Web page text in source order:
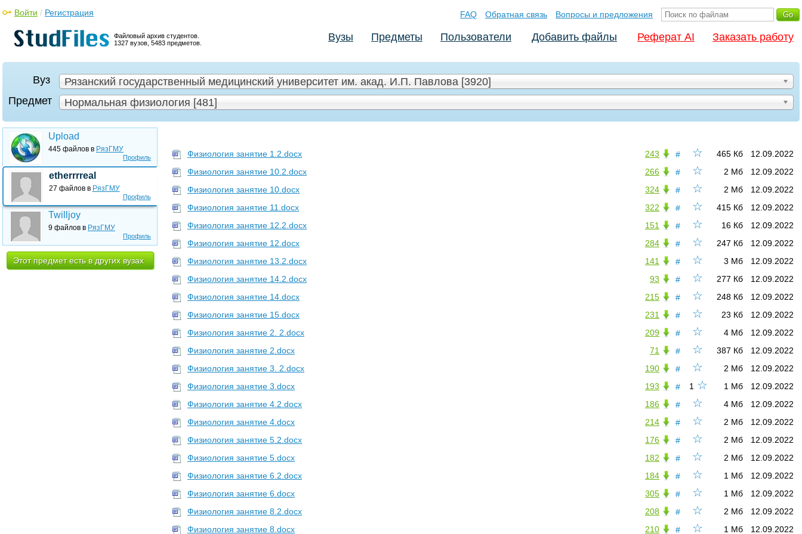
Файловый архив студентов.
1327 вузов, 5483 предметов.
Войти / Регистрация FAQ Обратная связь Вопросы и предложения
Вузы Предметы Пользователи Добавить файлы Реферат AI Заказать работу
Вуз
Рязанский государственный медицинский университет им. акад. И.П. Павлова [3920]
Предмет
Нормальная физиология [481]
Профиль
Upload
445 файлов в РязГМУ
Профиль
etherrrreal
27 файлов в РязГМУ
Профиль
Twilljoy
9 файлов в РязГМУ
Этот предмет есть в других вузах
☆
# 12.09.2022
465 Кб
243
Физиология занятие 1.2.docx
☆
# 12.09.2022
2 Мб
266
Физиология занятие 10.2.docx
☆
# 12.09.2022
2 Мб
324
Физиология занятие 10.docx
☆
# 12.09.2022
415 Кб
322
Физиология занятие 11.docx
☆
# 12.09.2022
16 Кб
151
Физиология занятие 12.2.docx
☆
# 12.09.2022
247 Кб
284
Физиология занятие 12.docx
☆
# 12.09.2022
3 Мб
141
Физиология занятие 13.2.docx
☆
# 12.09.2022
277 Кб
93
Физиология занятие 14.2.docx
☆
# 12.09.2022
248 Кб
215
Физиология занятие 14.docx
☆
# 12.09.2022
23 Кб
231
Физиология занятие 15.docx
☆
# 12.09.2022
4 Мб
209
Физиология занятие 2. 2.docx
☆
# 12.09.2022
387 Кб
71
Физиология занятие 2.docx
☆
# 12.09.2022
2 Мб
190
Физиология занятие 3. 2.docx
1 ☆
# 12.09.2022
1 Мб
193
Физиология занятие 3.docx
☆
# 12.09.2022
4 Мб
186
Физиология занятие 4.2.docx
☆
# 12.09.2022
2 Мб
214
Физиология занятие 4.docx
☆
# 12.09.2022
2 Мб
176
Физиология занятие 5.2.docx
☆
# 12.09.2022
2 Мб
182
Физиология занятие 5.docx
☆
# 12.09.2022
1 Мб
184
Физиология занятие 6.2.docx
☆
# 12.09.2022
1 Мб
305
Физиология занятие 6.docx
☆
# 12.09.2022
2 Мб
208
Физиология занятие 8.2.docx
☆
# 12.09.2022
1 Мб
210
Физиология занятие 8.docx